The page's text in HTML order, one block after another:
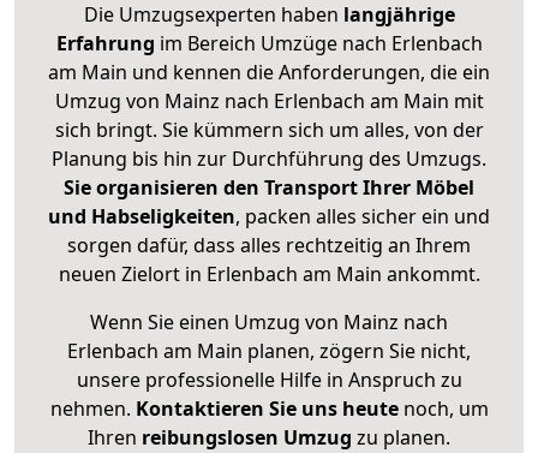
Die Umzugsexperten haben langjährige
Erfahrung im Bereich Umzüge nach Erlenbach
am Main und kennen die Anforderungen, die ein
Umzug von Mainz nach Erlenbach am Main mit
sich bringt. Sie kümmern sich um alles, von der
Planung bis hin zur Durchführung des Umzugs.
Sie organisieren den Transport Ihrer Möbel
und Habseligkeiten, packen alles sicher ein und
sorgen dafür, dass alles rechtzeitig an Ihrem
neuen Zielort in Erlenbach am Main ankommt.
Wenn Sie einen Umzug von Mainz nach
Erlenbach am Main planen, zögern Sie nicht,
unsere professionelle Hilfe in Anspruch zu
nehmen. Kontaktieren Sie uns heutenoch, um
Ihren reibungslosen Umzug zu planen.